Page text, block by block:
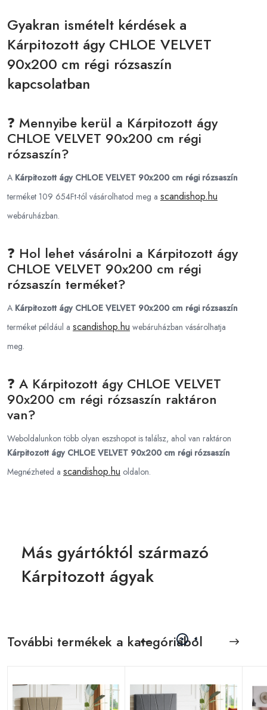
Gyakran ismételt kérdések a
Kárpitozott ágy CHLOE VELVET
90x200 cm régi rózsaszín
kapcsolatban
❓ Mennyibe kerül a Kárpitozott ágy
CHLOE VELVET 90x200 cm régi
rózsaszín?
A Kárpitozott ágy CHLOE VELVET 90x200 cm régi rózsaszín
terméket 109 654Ft-tól vásárolhatod meg a scandishop.hu
webáruházban.
❓ Hol lehet vásárolni a Kárpitozott ágy
CHLOE VELVET 90x200 cm régi
rózsaszín terméket?
A Kárpitozott ágy CHLOE VELVET 90x200 cm régi rózsaszín
terméket például a scandishop.hu webáruházban vásárolhatja
meg.
❓ A Kárpitozott ágy CHLOE VELVET
90x200 cm régi rózsaszín raktáron
van?
Weboldalunkon több olyan eszshopot is találsz, ahol van raktáron
Kárpitozott ágy CHLOE VELVET 90x200 cm régi rózsaszín
Megnézheted a scandishop.hu oldalon.
Más gyártóktól származó
Kárpitozott ágyak
További termékek a kategóriából